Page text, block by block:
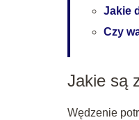
Jakie
Czy
Jakie są
Wędzenie